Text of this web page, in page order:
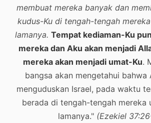
membuat mereka banyak dan
kudus-Ku di tengah-tengah
lamanya. Tempat kediaman-Ku
mereka dan Aku akan menjadi
mereka akan menjadi umat-Ku.
bangsa akan mengetahui bahwa
menguduskan Israel, pada waktu
berada di tengah-tengah mereka
lamanya." (Ezekiel